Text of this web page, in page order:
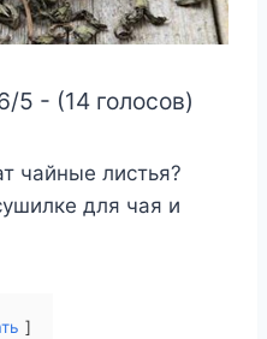
5 - (14 голосов)
чайные листья?
для чая и